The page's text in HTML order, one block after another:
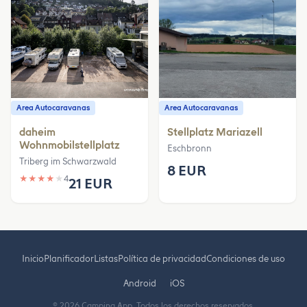
Area Autocaravanas
daheim
Wohnmobilstellplatz
Triberg im Schwarzwald
★ ★ ★ ★ ★ 421 EUR
Area Autocaravanas
Stellplatz Mariazell
Eschbronn
8 EUR
InicioPlanificadorListasPolítica de privacidadCondiciones de uso
Android iOS